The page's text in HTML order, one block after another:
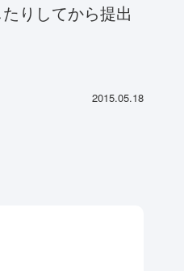
りしてから提出
2015.05.18